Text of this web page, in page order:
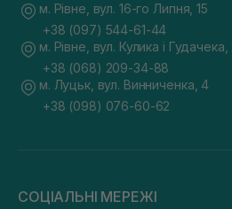
м. Рівне, вул. 16-го Липня, 15
+38 (097) 544-61-44
м. Рівне, вул. Кулика і
+38 (068) 209-34-88
м. Луцьк, вул. Винниченка, 4
+38 (098) 076-60-62
СОЦІАЛЬНІ МЕРЕЖІ